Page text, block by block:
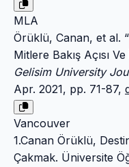
MLA
Örüklü, Canan, et al.
Mitlere Bakış Açısı
Gelisim University
Apr. 2021, pp. 71-87,
Vancouver
1.Canan Örüklü,
Çakmak. Üniversite